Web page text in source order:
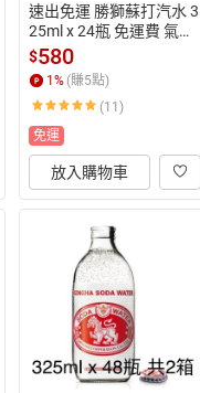
速出免運 勝獅蘇打汽水 3
25ml x 24瓶 免運費 氣泡
水 泰國進口 (HS嚴選)
$580
1% (賺5點)
(11)
免運
放入購物車